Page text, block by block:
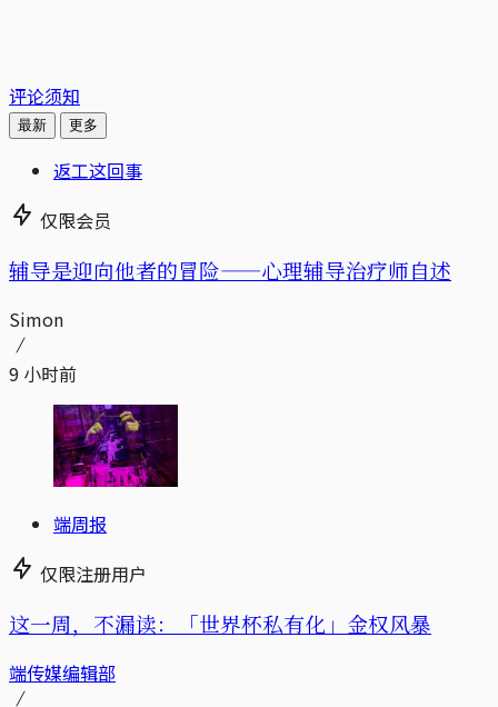
评论须知
最新 更多
返工这回事
仅限会员
辅导是迎向他者的冒险——心理辅导治疗师自述
Simon
9 小时前
端周报
仅限注册用户
这一周，不漏读：「世界杯私有化」金权风暴
端传媒编辑部